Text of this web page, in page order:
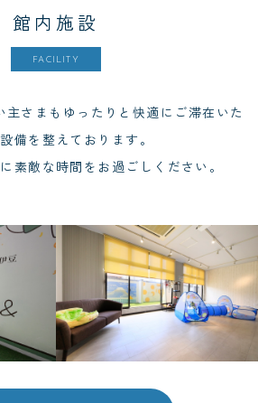
館内施設
FACILITY
主さまもゆったりと快適にご滞在いた
備を整えております。
素敵な時間をお過ごしください。